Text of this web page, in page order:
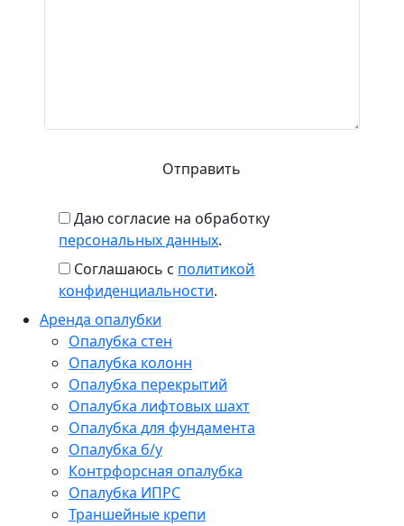
Даю согласие на обработку
персональных данных.
Соглашаюсь с политикой
конфиденциальности.
Аренда опалубки
Опалубка стен
Опалубка колонн
Опалубка перекрытий
Опалубка лифтовых шахт
Опалубка для фундамента
Опалубка б/у
Контрфорсная опалубка
Опалубка ИПРС
Траншейные крепи